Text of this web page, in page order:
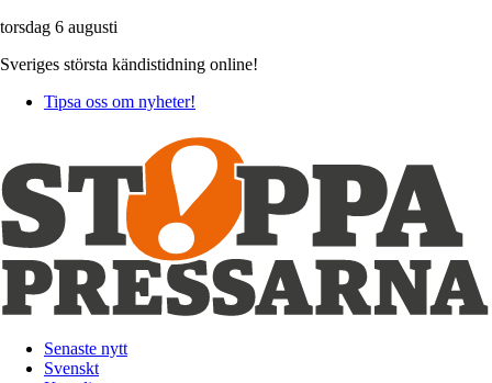
torsdag 6 augusti
Sveriges största kändistidning online!
Tipsa oss om nyheter!
Senaste nytt
Svenskt